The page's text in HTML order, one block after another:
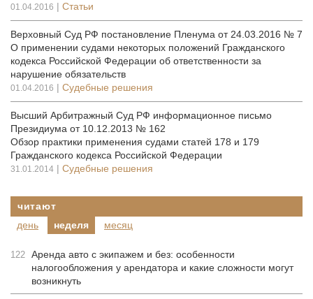
01.04.2016 | Статьи
Верховный Суд РФ постановление Пленума от 24.03.2016 № 7
О применении судами некоторых положений Гражданского
кодекса Российской Федерации об ответственности за
нарушение обязательств
01.04.2016 | Судебные решения
Высший Арбитражный Суд РФ информационное письмо
Президиума от 10.12.2013 № 162
Обзор практики применения судами статей 178 и 179
Гражданского кодекса Российской Федерации
31.01.2014 | Судебные решения
читают
день
неделя месяц
122 Аренда авто с экипажем и без: особенности
налогообложения у арендатора и какие сложности могут
возникнуть